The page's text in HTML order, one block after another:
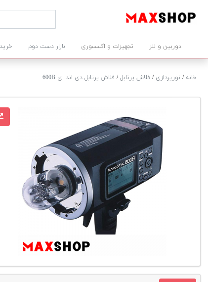
دوربین و لنز تجهیزات و اکسسوری بازار دست دوم
خانه/ نورپردازی / فلاش پرتابل/ فلاش پرتابل دی اند ای 600B